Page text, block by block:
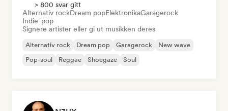
> 800 svar gitt
Alternativ rockDream popElektronikaGaragerock
Indie-pop
Signere artister eller gi ut musikken deres
Alternativ rock Dream pop Garagerock
New wave
Pop-soul
Reggae Shoegaze Soul